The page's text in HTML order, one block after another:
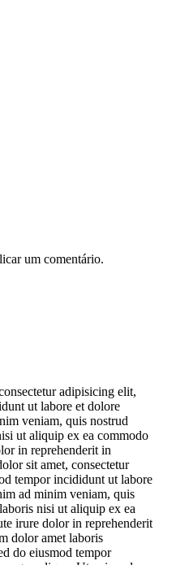
um comentário.
adipisicing elit,
ut labore et dolore
veniam, quis nostrud
ut aliquip ex ea commodo
in reprehenderit in
sit amet, consectetur
tempor incididunt ut labore
ad minim veniam, quis
nisi ut aliquip ex ea
irure dolor in reprehenderit
dolor amet laboris
do eiusmod tempor